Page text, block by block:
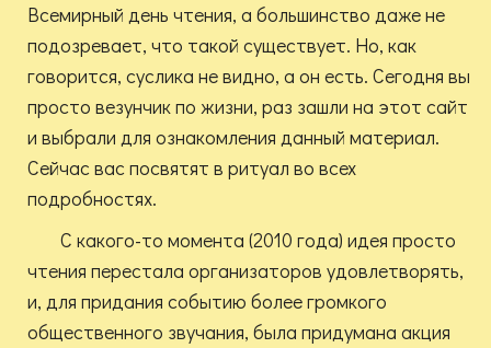
Всемирный день чтения, а большинство даже не
подозревает, что такой существует. Но, как
говорится, суслика не видно, а он есть. Сегодня вы
просто везунчик по жизни, раз зашли на этот сайт
и выбрали для ознакомления данный материал.
Сейчас вас посвятят в ритуал во всех
подробностях.
С какого-то момента (2010 года) идея просто
чтения перестала организаторов удовлетворять,
и, для придания событию более громкого
общественного звучания, была придумана акция